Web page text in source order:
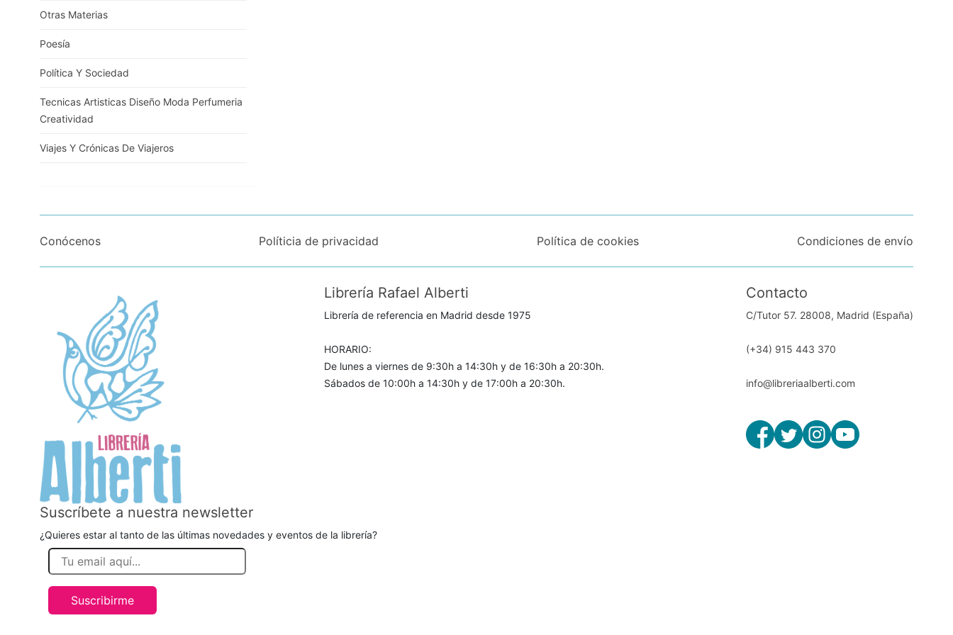
Otras Materias
Poesía
Política Y Sociedad
Tecnicas Artisticas Diseño Moda Perfumeria
Creatividad
Viajes Y Crónicas De Viajeros
Conócenos Políticia de privacidad Política de cookies Condiciones de envío
Librería Rafael Alberti
Librería de referencia en Madrid desde 1975
HORARIO:
De lunes a viernes de 9:30h a 14:30h y de 16:30h a 20:30h.
Sábados de 10:00h a 14:30h y de 17:00h a 20:30h.
Contacto
C/Tutor 57. 28008, Madrid (España)
(+34) 915 443 370
info@libreriaalberti.com
Suscríbete a nuestra newsletter
¿Quieres estar al tanto de las últimas novedades y eventos de la librería?
Suscribirme